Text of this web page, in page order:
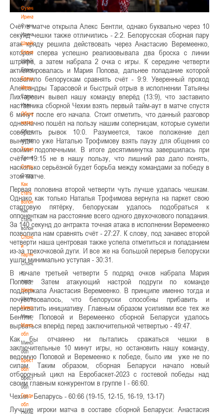
Сумникова
Ирина
Сумникова
Ирина
Швайбович
Елена
Швайбович
Елена
Едешко
Иван
Едешко
Иван
Обучающие
материалы
Обучающие
материалы
Тренерам
Тренерам
Сотрудничество
Сотрудничество
Как
стать
волонтером
Как
стать
волонтером
Спонсоры
и
партнеры
Спонсоры
и
партнеры
Школы
Школы
Минск
Минск
Минская
обл
Минская
обл
Брестская
обл
Брестская
обл
Гродненская
обл
Гродненская
Счёт в матче открыла Алекс Бентли, однако буквально через 10
секунд чешки также отличились - 2:2. Белорусская сборная пару
атак кряду решила действовать через Анастасию Веремеенко,
которая сперва успешно реализовывала два броска с линии
штрафа, а затем набрала 2 очка с игры. К середине четверти
активизировалась и Мария Попова, дальнее попадание которой
позволило белорускам сравнять счёт - 9:9. Уверенный проход
Александры Тарасовой и быстрый отрыв в исполнении Татьяны
Лихтарович вывел нашу команду вперёд (13:9), что заставило
наставника сборной Чехии взять первый тайм-аут в матче спустя
6 минут после его начала. Стоит отметить, что данный разговор
однозначно пошёл на пользу нашим соперницам, которые сумели
совершить рывок 10:0. Разумеется, такое положение дел
вынудило уже Наталью Трофимову взять паузу для общения со
своими подопечными. В итоге десятиминутка завершилась при
счёте 19:15 не в нашу пользу, что лишний раз дало понять,
насколько серьёзной будет борьба между командами за победу в
этом матче.
Первая половина второй четверти чуть лучше удалась чешкам.
Однако как только Наталья Трофимова вернула на паркет свою
стартовую пятёрку, белорускам удалось подобраться к
оппоненткам на расстояние всего одного двухочкового попадания.
За 140 секунд до антракта точная атака в исполнении Веремеенко
позволила нам сравнять счёт - 27:27. К слову, под занавес второй
четверти наша центровая также успела отметиться и попаданием
из-за трехочковой дуги. И все же на большой перерыв белоруски
ушли минимально уступая - 30:31.
В начале третьей четверти 5 подряд очков набрала Мария
Попова. Затем атакующий настрой подруги по команде
поддержала Анастасия Веремеенко. В принципе именно тогда и
почувствовалось, что белоруски способны прибавить и
перехватить инициативу. Главным образом усилиями все тех же
Бентли, Поповой и Веремеенко сборной Беларуси удалось
вырваться вперёд перед заключительной четвертью - 49:47.
Как бы отчаянно ни пытались сражаться чешки в
заключительные 10 минут игры, но остановить нашу команду,
ведомую Поповой и Веремеенко к победе, было им уже не по
силам. Таким образом, сборная Беларуси начало новый
отборочный цикл на Евробаскет-2023 с гостевой победы над
своим главным конкурентом в группе І - 66:60.
Чехия - Беларусь - 60:66 (19-15, 12-15, 16-19, 13-17)
Лучшие игроки матча в составе сборной Беларуси: Анастасия